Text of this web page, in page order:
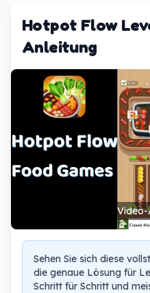
Hotpot Flow
Anleitung
Video-
Sehen Sie sich diese
die genaue Lösung für
Schritt für Schritt und